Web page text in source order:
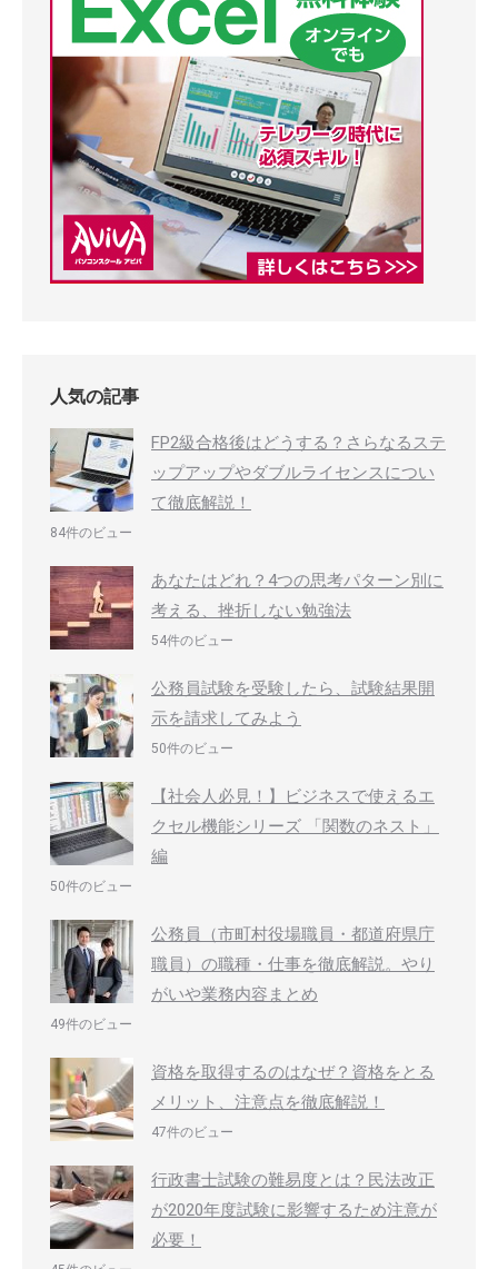
人気の記事
FP2級合格後はどうする？さらなるステ
ップアップやダブルライセンスについ
て徹底解説！
84件のビュー
あなたはどれ？4つの思考パターン別に
考える、挫折しない勉強法
54件のビュー
公務員試験を受験したら、試験結果開
示を請求してみよう
50件のビュー
【社会人必見！】ビジネスで使えるエ
クセル機能シリーズ 「関数のネスト」
編
50件のビュー
公務員（市町村役場職員・都道府県庁
職員）の職種・仕事を徹底解説。やり
がいや業務内容まとめ
49件のビュー
資格を取得するのはなぜ？資格をとる
メリット、注意点を徹底解説！
47件のビュー
行政書士試験の難易度とは？民法改正
が2020年度試験に影響するため注意が
必要！